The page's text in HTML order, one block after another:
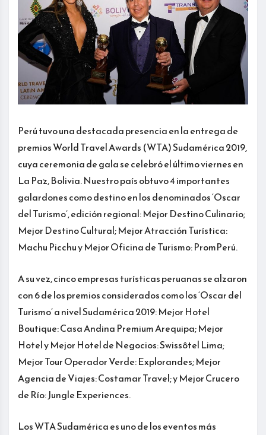
Perú tuvo una destacada presencia en la entrega de
premios World Travel Awards (WTA) Sudamérica 2019,
cuya ceremonia de gala se celebró el último viernes en
La Paz, Bolivia. Nuestro país obtuvo 4 importantes
galardones como destino en los denominados ‘Oscar
del Turismo’, edición regional: Mejor Destino Culinario;
Mejor Destino Cultural; Mejor Atracción Turística:
Machu Picchu y Mejor Oficina de Turismo: PromPerú.
A su vez, cinco empresas turísticas peruanas se alzaron
con 6 de los premios considerados como los ‘Oscar del
Turismo’ a nivel Sudamérica 2019: Mejor Hotel
Boutique: Casa Andina Premium Arequipa; Mejor
Hotel y Mejor Hotel de Negocios: Swissôtel Lima;
Mejor Tour Operador Verde: Explorandes; Mejor
Agencia de Viajes: Costamar Travel; y Mejor Crucero
de Río: Jungle Experiences.
Los WTA Sudamérica es uno de los eventos más